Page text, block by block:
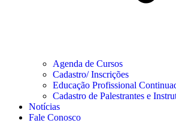
Agenda de Cursos
Cadastro/ Inscrições
Educação Profissional
Cadastro de Palestrantes e
Notícias
Fale Conosco